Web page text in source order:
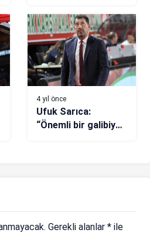
Takımımızın
itirazına ret
4 yıl önce
Ufuk Sarıca:
“Önemli bir galibiyet
Gerekli alanlar * ile